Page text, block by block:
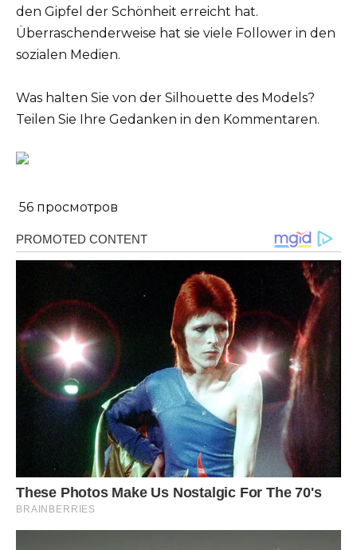
den Gipfel der Schönheit erreicht hat.
Überraschenderweise hat sie viele Follower in den
sozialen Medien.
Was halten Sie von der Silhouette des Models?
Teilen Sie Ihre Gedanken in den Kommentaren.
56 просмотров